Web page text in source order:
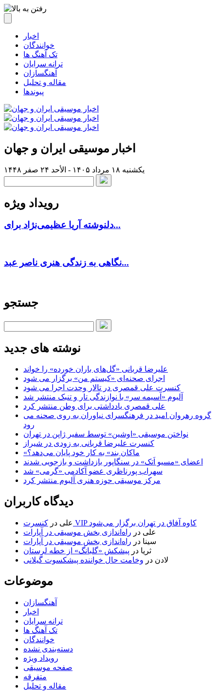
اخبار
خوانندگان
تک آهنگ ها
ترانه سرایان
آهنگسازان
مقاله و تحلیل
پیوندها
اخبار موسیقی ایران و جهان
یکشنبه ۱۸ مرداد ۱۴۰۵ - الأحد ۲۴ صفر ۱۴۴۸
رویداد ویژه
دلنوشته آریا عظیمی‌نژاد برای...
نگاهی به زندگی هنری ناصر عبد...
جستجو
نوشته های جدید
علیرضا قربانی «گل‌های باران خورده» را خواند
اجرای صحنه‌ای «کیستم من» برگزار می شود
کنسرت علی قمصری در تالار وحدت اجرا می شود
آلبوم «آسیمه سر» با نوازندگی تار و تنبک منتشر شد
علی قمصری یادداشتی برای وطن منتشر کرد
گروه رهروان امید در فرهنگسرای نیاوران به روی صحنه می
رود
نواختن موسیقی «اوشین» توسط سفیر ژاپن در تهران
کنسرت علیرضا قربانی به زودی در شیراز
«ماکان بند» به کار خود پایان می‌دهد؟
اعضای «مسیو اَتک» در سنگاپور بازداشت و بازجویی شدند
سهراب پورناظری عضو آکادمی «گرمی» شد
مرکز موسیقی حوزه هنری آلبوم منتشر کرد
دیدگاه کاربران
علی در
کنسرت VIP کاوه آفاق در تهران برگزار می‌شود
علی در راه‌اندازی بخش موسیقی در آپارات
سینا در راه‌اندازی بخش موسیقی در آپارات
ثریا در پیشکش «گلبانگ» از خطه لرستان
لادن در وخامت حال خواننده پیشکسوت گیلانی
موضوعات
آهنگسازان
اخبار
ترانه سرایان
تک آهنگ ها
خوانندگان
دسته‌بندی نشده
رویداد ویژه
صفحه موسیقی
متفرقه
مقاله و تحلیل